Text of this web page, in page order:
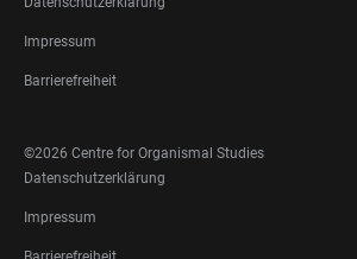
LEGAL
Impressum
Barrierefreiheit
SOCIAL
©2026 Centre for Organismal Studies
FOOTER
LEGAL
Datenschutzerklärung
Impressum